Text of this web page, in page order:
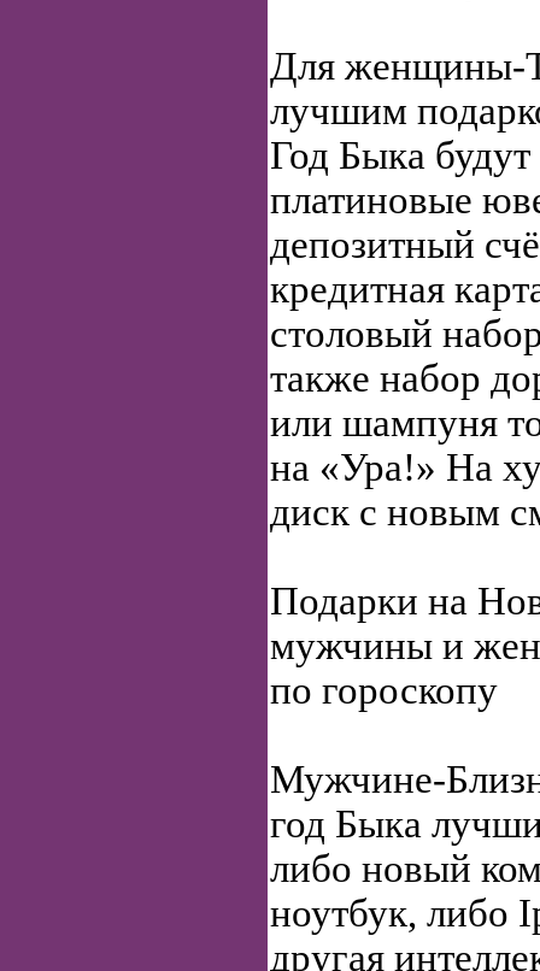
Для женщины-
лучшим
Год Быка
платиновые
депозитный
кредитная
столовый
также набор
или шампуня
на «Ура!» На
диск с новым
Подарки на
мужчины и
по гороскопу
Мужчине-
год Быка
либо новый
ноутбук, либо
другая